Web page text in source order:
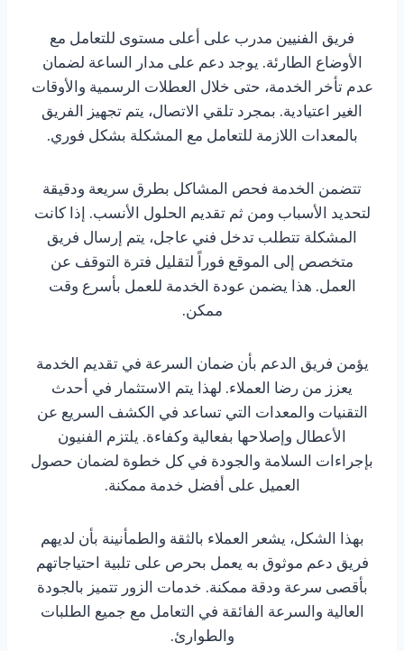
فريق الفنيين مدرب على أعلى مستوى للتعامل مع
الأوضاع الطارئة. يوجد دعم على مدار الساعة لضمان
عدم تأخر الخدمة، حتى خلال العطلات الرسمية والأوقات
الغير اعتيادية. بمجرد تلقي الاتصال، يتم تجهيز الفريق
بالمعدات اللازمة للتعامل مع المشكلة بشكل فوري.
تتضمن الخدمة فحص المشاكل بطرق سريعة ودقيقة
لتحديد الأسباب ومن ثم تقديم الحلول الأنسب. إذا كانت
المشكلة تتطلب تدخل فني عاجل، يتم إرسال فريق
متخصص إلى الموقع فوراً لتقليل فترة التوقف عن
العمل. هذا يضمن عودة الخدمة للعمل بأسرع وقت
ممكن.
يؤمن فريق الدعم بأن ضمان السرعة في تقديم الخدمة
يعزز من رضا العملاء. لهذا يتم الاستثمار في أحدث
التقنيات والمعدات التي تساعد في الكشف السريع عن
الأعطال وإصلاحها بفعالية وكفاءة. يلتزم الفنيون
بإجراءات السلامة والجودة في كل خطوة لضمان حصول
العميل على أفضل خدمة ممكنة.
بهذا الشكل، يشعر العملاء بالثقة والطمأنينة بأن لديهم
فريق دعم موثوق به يعمل بحرص على تلبية احتياجاتهم
بأقصى سرعة ودقة ممكنة. خدمات الزور تتميز بالجودة
العالية والسرعة الفائقة في التعامل مع جميع الطلبات
والطوارئ.